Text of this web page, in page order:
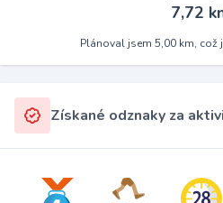
7,72
Plánoval jsem 5,00 km, což
Získané odznaky za